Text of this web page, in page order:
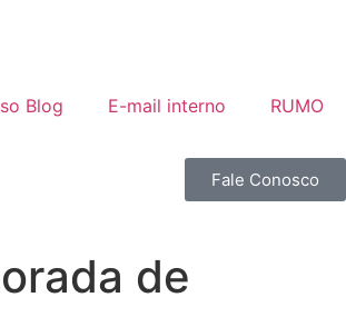
Blog E-mail interno RUMO
Fale Conosco
de